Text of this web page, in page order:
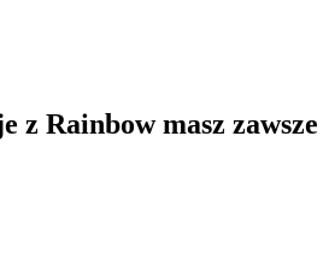
z Rainbow masz zawsze